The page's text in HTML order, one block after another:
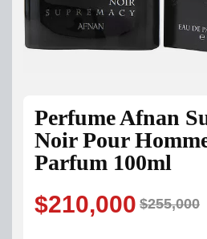
Perfume Afnan
Noir Pour
Parfum 100ml
$255,000
Original
$210,000
Current